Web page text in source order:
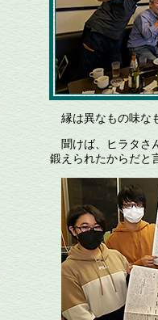
縁は異なもの味な
聞けば、ヒラタさ
鍛えられたからだと